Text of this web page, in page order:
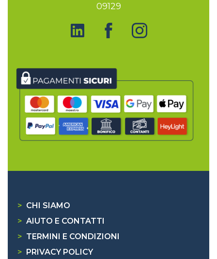
09129
> CHI SIAMO
> AIUTO E CONTATTI
> TERMINI E CONDIZIONI
>
PRIVACY POLICY